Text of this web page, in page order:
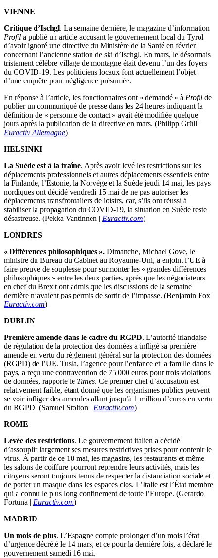
VIENNE
Critique d’Ischgl. La semaine dernière, le magazine d’information
Profil a publié un article accusant le gouvernement local du Tyrol
d’avoir ignoré une directive du Ministère de la Santé en février
concernant l’ancienne station de ski d’Ischgl. En mars, le désormais
tristement célèbre village de montagne était devenu l’un des foyers
du COVID-19. Les politiciens locaux font actuellement l’objet
d’une enquête pour négligence présumée.
En réponse à l’article, les fonctionnaires ont « demandé » à Profil de
publier un communiqué de presse dans les 24 heures indiquant la
définition de « personne de contact » avait été modifiée quelque
jours après la publication de la directive en mars. (Philipp Grüll |
Euractiv Allemagne)
HELSINKI
La Suède est à la traîne. Après avoir levé les restrictions sur les
déplacements professionnels et autres déplacements essentiels entre
la Finlande, l’Estonie, la Norvège et la Suède jeudi 14 mai, les pays
nordiques ont décidé vendredi 15 mai de ne pas autoriser les
déplacements transfrontaliers de loisirs, car, s’ils ont réussi à
stabiliser la propagation du COVID-19, la situation en Suède reste
désastreuse. (Pekka Vantinnen | Euractiv.com)
LONDRES
« Différences philosophiques ». Dimanche, Michael Gove, le
ministre du Bureau du Cabinet au Royaume-Uni, a enjoint l’UE à
faire preuve de souplesse pour surmonter les « grandes différences
philosophiques » entre les deux parties, après que les négociateurs
en chef du Brexit ont admis que les discussions de la semaine
dernière n’avaient pas permis de sortir de l’impasse. (Benjamin Fox |
Euractiv.com)
DUBLIN
Première amende dans le cadre du RGPD. L’autorité irlandaise
de régulation de la protection des données a infligé sa première
amende en vertu du règlement général sur la protection des données
(RGPD) de l’UE. Tusla, l’agence pour l’enfance et la famille dans le
pays, a reçu une contravention de 75 000 euros pour trois violations
de données, rapporte le Times. Ce premier chef d’accusation est
relativement faible, étant donné que les organismes publics peuvent
se voir infliger des amendes allant jusqu’à 1 million d’euros en vertu
du RGPD. (Samuel Stolton | Euractiv.com)
ROME
Levée des restrictions. Le gouvernement italien a décidé
d’assouplir largement ses mesures restrictives prises pour contenir le
virus. À partir de ce 18 mai, les magasins, les restaurants et même
les salons de coiffure pourront reprendre leurs activités, mais les
citoyens seront toujours tenus de respecter la distanciation sociale et
de porter un masque dans les espaces clos. L’Italie est l’État membre
qui a connu le plus long confinement de toute l’Europe. (Gerardo
Fortuna | Euractiv.com)
MADRID
Un mois de plus. L’Espagne compte prolonger d’un mois l’état
d’urgence décrété le 14 mars, et ce pour la dernière fois, a déclaré le
gouvernement samedi 16 mai.